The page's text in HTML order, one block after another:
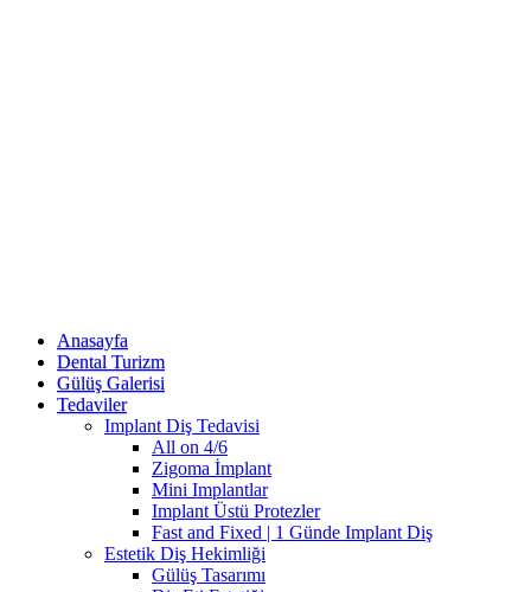
Anasayfa
Dental Turizm
Gülüş Galerisi
Tedaviler
Implant Diş Tedavisi
All on 4/6
Zigoma İmplant
Mini Implantlar
Implant Üstü Protezler
Fast and Fixed | 1 Günde Implant Diş
Estetik Diş Hekimliği
Gülüş Tasarımı